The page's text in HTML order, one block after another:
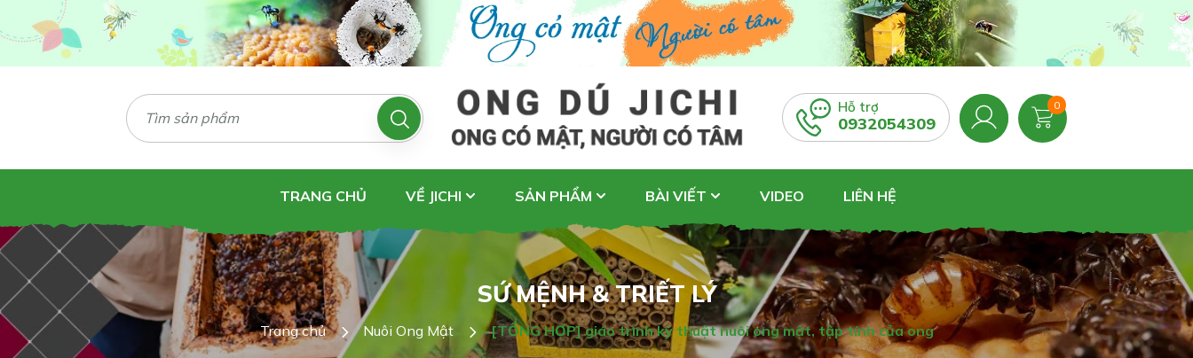
Hỗ trợ
0932054309
0
TRANG CHỦ VỀ JICHI SẢN PHẨM BÀI VIẾT VIDEO LIÊN HỆ
SỨ MỆNH & TRIẾT LÝ
Trang chủ Nuôi Ong Mật [TỔNG HỢP] giáo trình kỹ thuật nuôi ong mật, tập tính của ong